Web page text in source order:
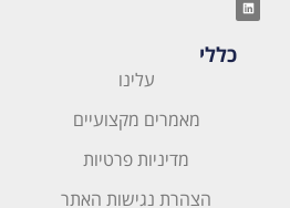
כללי
עלינו
מאמרים מקצועיים
מדיניות פרטיות
הצהרת נגישות האתר